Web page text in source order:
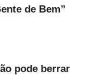
de Bem”
pode berrar